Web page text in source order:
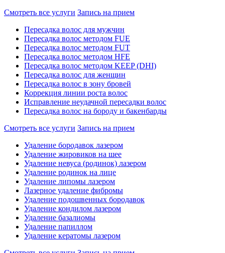
Смотреть все услуги Запись на прием
Пересадка волос для мужчин
Пересадка волос методом FUE
Пересадка волос методом FUT
Пересадка волос методом HFE
Пересадка волос методом KEEP (DHI)
Пересадка волос для женщин
Пересадка волос в зону бровей
Коррекция линии роста волос
Исправление неудачной пересадки волос
Пересадка волос на бороду и бакенбарды
Смотреть все услуги Запись на прием
Удаление бородавок лазером
Удаление жировиков на шее
Удаление невуса (родинок) лазером
Удаление родинок на лице
Удаление липомы лазером
Лазерное удаление фибромы
Удаление подошвенных бородавок
Удаление кондилом лазером
Удаление базалиомы
Удаление папиллом
Удаление кератомы лазером